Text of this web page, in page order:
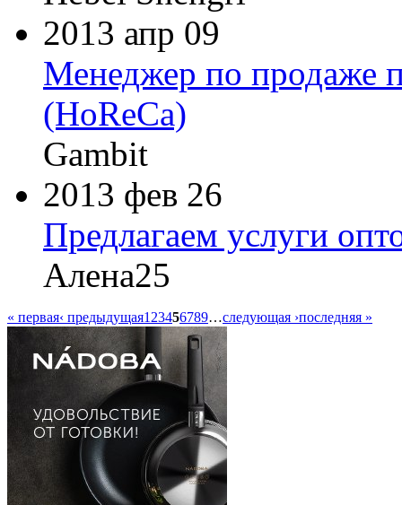
2013 апр 09
Менеджер по продаже
(HoReCa)
Gambit
2013 фев 26
Предлагаем услуги
Алена25
« первая‹ предыдущая1 23456789…следующая ›последняя »